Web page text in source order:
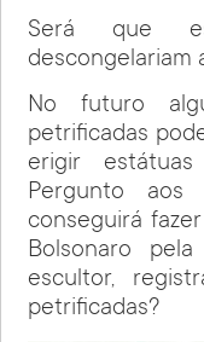
Será que
descongelariam
No futuro
petrificadas
erigir
Pergunto aos
conseguirá
Bolsonaro
escultor,
petrificadas?